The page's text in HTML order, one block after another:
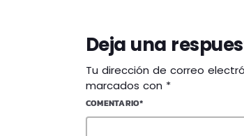
Deja una
Tu dirección de correo
marcados con *
COMENTARIO*